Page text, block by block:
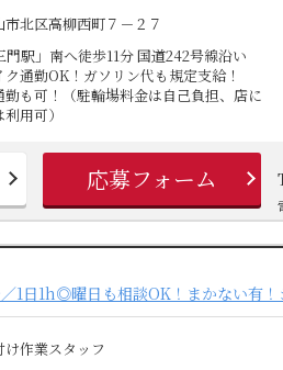
市北区高柳西町７－２７
門駅」南へ徒歩11分 国道242号線沿い
通勤OK！ガソリン代も規定支給！
も可！（駐輪場料金は自己負担、店に
用可）
応募フォーム
／1日1h◎曜日も相談OK！まかない有
け作業スタッフ